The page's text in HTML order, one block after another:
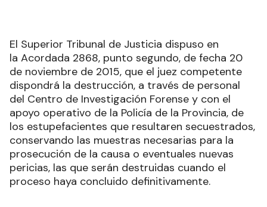
El Superior Tribunal de Justicia dispuso en
la Acordada 2868, punto segundo, de fecha 20
de noviembre de 2015, que el juez competente
dispondrá la destrucción, a través de personal
del Centro de Investigación Forense y con el
apoyo operativo de la Policía de la Provincia, de
los estupefacientes que resultaren secuestrados,
conservando las muestras necesarias para la
prosecución de la causa o eventuales nuevas
pericias, las que serán destruidas cuando el
proceso haya concluido definitivamente.